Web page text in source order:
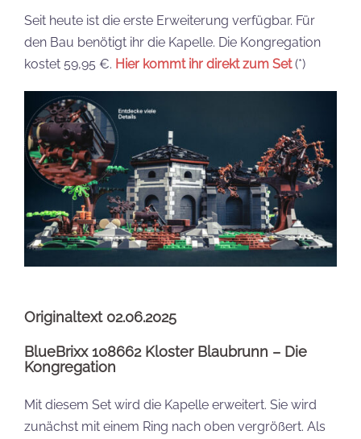
Seit heute ist die erste Erweiterung verfügbar. Für
den Bau benötigt ihr die Kapelle. Die Kongregation
kostet 59,95 €. Hier kommt ihr direkt zum Set(*)
Originaltext 02.06.2025
BlueBrixx 108662 Kloster Blaubrunn – Die
Kongregation
Mit diesem Set wird die Kapelle erweitert. Sie wird
zunächst mit einem Ring nach oben vergrößert. Als